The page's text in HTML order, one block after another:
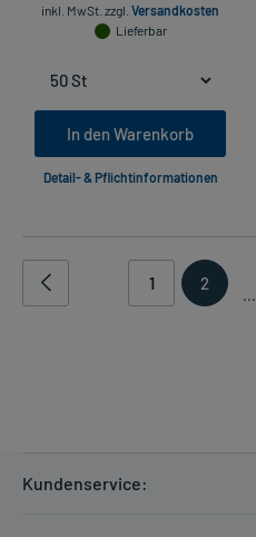
inkl. MwSt. zzgl. Versandkosten
Lieferbar
In den Warenkorb
Detail- & Pflichtinformationen
1 2
...
Kundenservice: